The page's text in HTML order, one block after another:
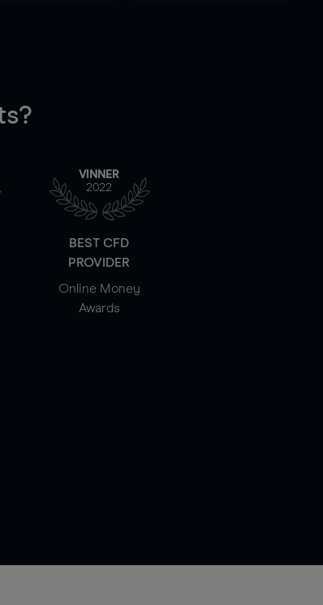
VINNER
2022
BEST CFD
PROVIDER
Online Money
Awards